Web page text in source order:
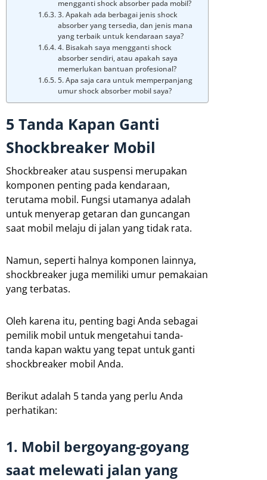
mengganti shock absorber pada mobil?
3. Apakah ada berbagai jenis shock
absorber yang tersedia, dan jenis mana
yang terbaik untuk kendaraan saya?
4. Bisakah saya mengganti shock
absorber sendiri, atau apakah saya
memerlukan bantuan profesional?
5. Apa saja cara untuk memperpanjang
umur shock absorber mobil saya?
5 Tanda Kapan Ganti
Shockbreaker Mobil
Shockbreaker atau suspensi merupakan
komponen penting pada kendaraan,
terutama mobil. Fungsi utamanya adalah
untuk menyerap getaran dan guncangan
saat mobil melaju di jalan yang tidak rata.
Namun, seperti halnya komponen lainnya,
shockbreaker juga memiliki umur pemakaian
yang terbatas.
Oleh karena itu, penting bagi Anda sebagai
pemilik mobil untuk mengetahui tanda-
tanda kapan waktu yang tepat untuk ganti
shockbreaker mobil Anda.
Berikut adalah 5 tanda yang perlu Anda
perhatikan:
1. Mobil bergoyang-goyang
saat melewati jalan yang